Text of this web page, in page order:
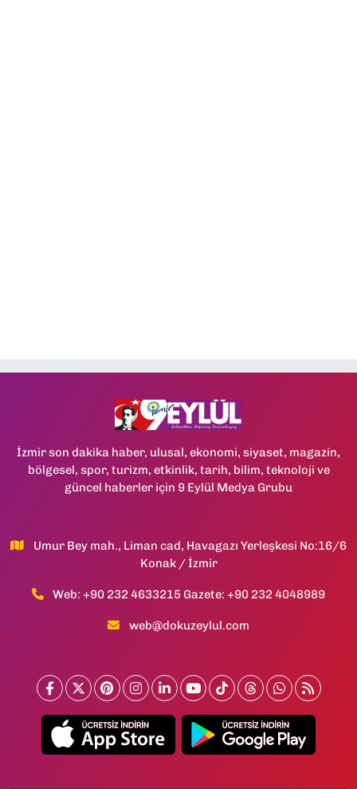
İzmir son dakika haber, ulusal, ekonomi, siyaset, magazin,
bölgesel, spor, turizm, etkinlik, tarih, bilim, teknoloji ve
güncel haberler için 9 Eylül Medya Grubu
Umur Bey mah., Liman cad, Havagazı Yerleşkesi No:16/6
Konak / İzmir
Web: +90 232 4633215 Gazete: +90 232 4048989
web@dokuzeylul.com